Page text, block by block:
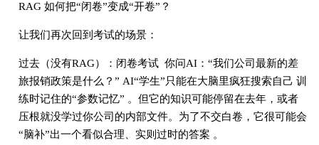
RAG 如何把“闭卷”变成“开卷”？
让我们再次回到考试的场景：
过去（没有RAG）：闭卷考试 你问AI：“我们公司最新的差
旅报销政策是什么？” AI“学生”只能在大脑里疯狂搜索自己 训
练时记住的“参数记忆” 。但它的知识可能停留在去年，或者
压根就没学过你公司的内部文件。为了不交白卷，它很可能会
“脑补”出一个看似合理、实则过时的答案 。